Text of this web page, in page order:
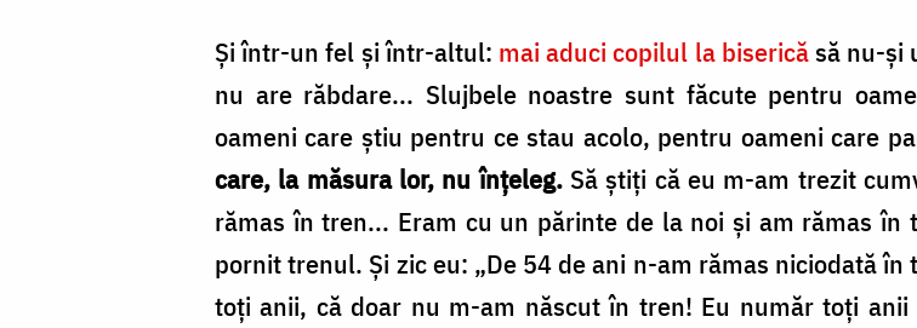
Și într­-un fel și într-­altul: mai aduci copilul la bisericăsă nu­-și
nu are răbdare... Slujbele noastre sunt făcute pentru
oameni care știu pentru ce stau acolo, pentru oameni care
care, la măsura lor, nu înțeleg.Să știți că eu m­-am trezit
rămas în tren... Eram cu un părinte de la noi și am rămas în
pornit trenul. Și zic eu: „De 54 de ani n­-am rămas niciodată
toți anii, că doar nu m­-am născut în tren! Eu număr toți